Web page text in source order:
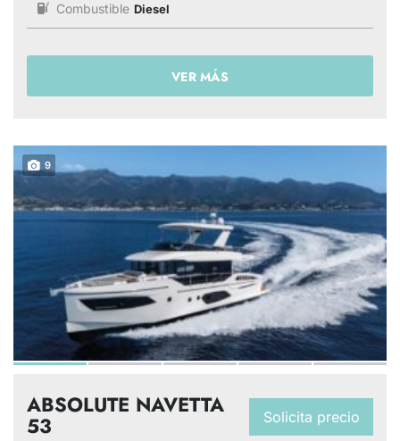
Combustible Diesel
VER MÁS
9
Solicita precio
ABSOLUTE NAVETTA
53